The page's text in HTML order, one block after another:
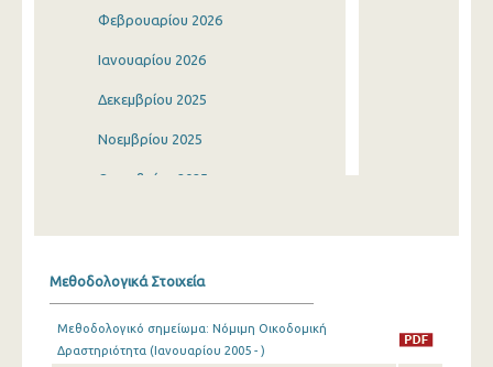
Φεβρουαρίου 2026
Ιανουαρίου 2026
Δεκεμβρίου 2025
Νοεμβρίου 2025
Οκτωβρίου 2025
Ιουνίου 2025
Μεθοδολογικά Στοιχεία
Μεθοδολογικό σημείωμα: Νόμιμη Οικοδομική
Δραστηριότητα (Ιανουαρίου 2005 - )